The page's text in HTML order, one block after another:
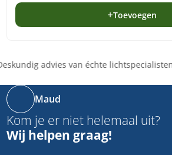
Toevoegen
advies van échte lichtspecialisten
Maud
Kom je er niet helemaal uit?
Wij helpen graag!